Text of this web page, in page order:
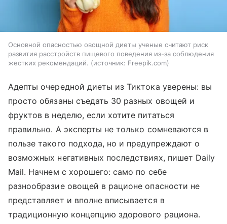
Основной опасностью овощной диеты ученые считают риск
развития расстройств пищевого поведения из-за соблюдения
жестких рекомендаций.
источник: Freepik.com
Адепты очередной диеты из Тиктока уверены: вы
просто обязаны съедать 30 разных овощей и
фруктов в неделю, если хотите питаться
правильно. А эксперты не только сомневаются в
пользе такого подхода, но и предупреждают о
возможных негативных последствиях, пишет Daily
Mail. Начнем с хорошего: само по себе
разнообразие овощей в рационе опасности не
представляет и вполне вписывается в
традиционную концепцию здорового рациона.